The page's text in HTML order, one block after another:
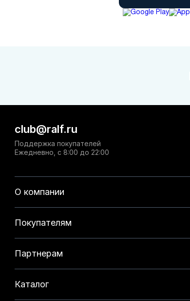
О компании
Покупателям
Партнерам
Каталог
club@ralf.ru
Поддержка покупателей
Ежедневно, с 8:00 до 22:00